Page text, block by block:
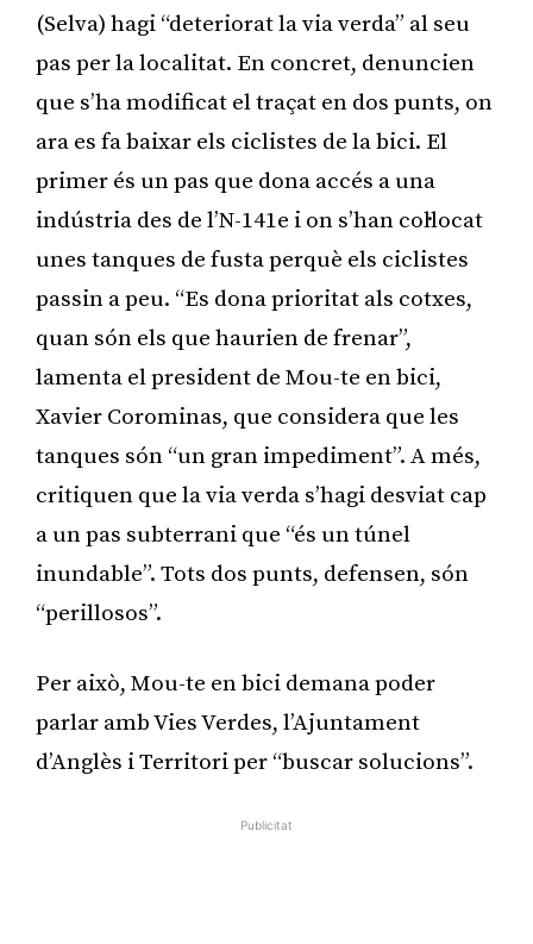
(Selva) hagi “deteriorat la via verda” al seu
pas per la localitat. En concret, denuncien
que s’ha modificat el traçat en dos punts, on
ara es fa baixar els ciclistes de la bici. El
primer és un pas que dona accés a una
indústria des de l’N-141e i on s’han col·locat
unes tanques de fusta perquè els ciclistes
passin a peu. “Es dona prioritat als cotxes,
quan són els que haurien de frenar”,
lamenta el president de Mou-te en bici,
Xavier Corominas, que considera que les
tanques són “un gran impediment”. A més,
critiquen que la via verda s’hagi desviat cap
a un pas subterrani que “és un túnel
inundable”. Tots dos punts, defensen, són
“perillosos”.
Per això, Mou-te en bici demana poder
parlar amb Vies Verdes, l’Ajuntament
d’Anglès i Territori per “buscar solucions”.
Publicitat